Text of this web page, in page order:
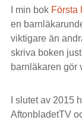
I min bok Första
en
viktigare än
skriva boken
barnläkaren gör
I slutet av 2015
AftonbladetTV